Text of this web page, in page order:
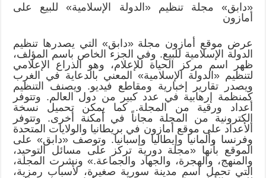
«دابق» مجلة تنظيم «الدولة الإسلامية» للبيع على
أمازون
عرض موقع أمازون مجلة «دابق» التي يصدرها تنظيم
الدولة الإسلامية للبيع. وفي الجزء الخاص باسم المؤلف،
ظهر اسم مركز الحياة للإعلام، وهو الذراع الإعلامي
لتنظيم «الدولة الإسلامية» المعني بالدعاية في الغرب
ويصدر تقارير إخبارية ومقاطع فيديو. ويصنف التنظيم
كمنظمة إرهابية في عدد كبير من دول العالم. وتتوفر
أعداد ورقية من المجلة. كما يمكن تحميل نسخة
إلكترونية من المجلة مجاناً في أمكنة أخرى. وتتوفر
الأعداد على موقع أمازون في بريطانيا والولايات المتحدة
وفرنسا وألمانيا وإيطاليا وإسبانيا. وتوصف «دابق» على
الموقع بأنها «مجلة دورية تركز على مسائل التوحيد،
والمنهج، والهجرة، والجهاد والجماعة.» ونشرت المجلة،
التي تحمل اسم مدينة سورية صغيرة، لأسباب رمزية،